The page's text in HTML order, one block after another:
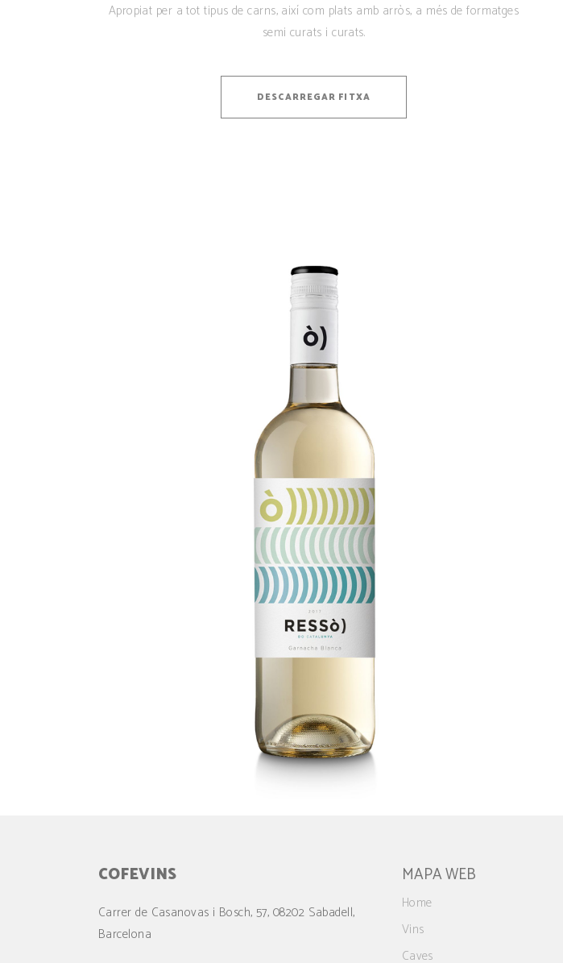
Apropiat per a tot tipus de carns, així com plats amb arròs, a més de formatges
semi curats i curats.
DESCARREGAR FITXA
COFEVINS
Carrer de Casanovas i Bosch, 57, 08202 Sabadell,
Barcelona
MAPA WEB
Home
Vins
Caves